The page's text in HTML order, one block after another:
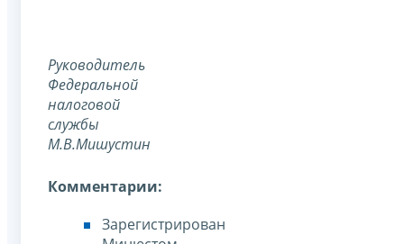
Руководитель
Федеральной
налоговой
службы
М.В.Мишустин
Комментарии:
Зарегистрирован